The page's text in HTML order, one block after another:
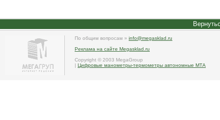
По общим вопросам » info@megasklad.ru
Реклама на сайте Megasklad.ru
Copyright © 2003 MegaGroup
| Цифровые манометры-термометры автономные МТА